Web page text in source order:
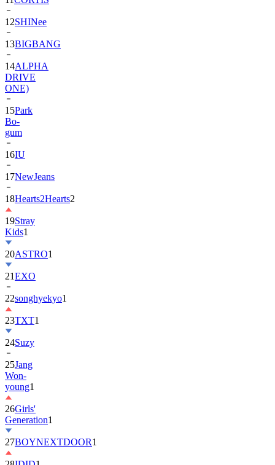
13BIGBANG
14ALPHA
DRIVE
ONE)
15Park
Bo-
gum
16IU
17NewJeans
18Hearts2Hearts
19Stray
Kids
20ASTRO
21EXO
22songhyekyo
23TXT1
24Suzy
25Jang
Won-
young1
26Girls'
Generation
27BOYNEXTDOOR
28IDID1